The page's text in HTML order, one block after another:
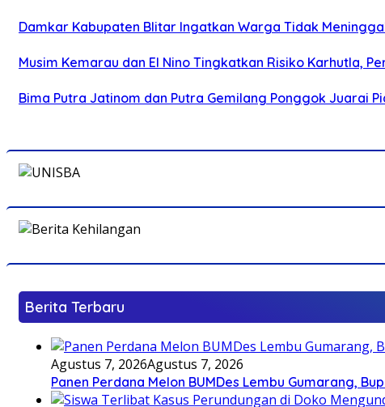
Damkar Kabupaten Blitar Ingatkan Warga Tidak
Musim Kemarau dan El Nino Tingkatkan Risiko Karhutla,
Bima Putra Jatinom dan Putra Gemilang Ponggok Juarai
Berita Terbaru
Agustus 7, 2026Agustus 7, 2026
Panen Perdana Melon BUMDes Lembu Gumarang,